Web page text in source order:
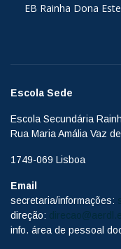
EB Rainha Dona
Escola Sede
Escola Secundária
Rua Maria Amália Vaz
1749-069 Lisboa
Email
secretaria/informações:
direção:
info. área de pessoal